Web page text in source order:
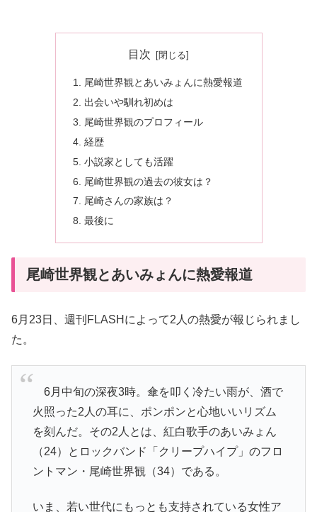
目次
尾崎世界観とあいみょんに熱愛報道
出会いや馴れ初めは
尾崎世界観のプロフィール
経歴
小説家としても活躍
尾崎世界観の過去の彼女は？
尾崎さんの家族は？
最後に
尾崎世界観とあいみょんに熱愛報道
6月23日、週刊FLASHによって2人の熱愛が報じられまし
た。
6月中旬の深夜3時。傘を叩く冷たい雨が、酒で
火照った2人の耳に、ポンポンと心地いいリズム
を刻んだ。その2人とは、紅白歌手のあいみょん
（24）とロックバンド「 クリープハイプ」のフロ
ントマン・ 尾崎世界観 （34）である。
いま、若い世代にもっとも支持されている女性ア